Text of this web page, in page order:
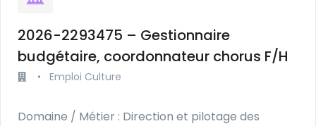
2026-2293475 – Gestionnaire
budgétaire, coordonnateur chorus F/H
• Emploi Culture
Domaine / Métier : Direction et pilotage des